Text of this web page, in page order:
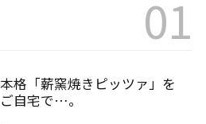
01
本格「薪窯焼きピッツァ」を
ご自宅で…。